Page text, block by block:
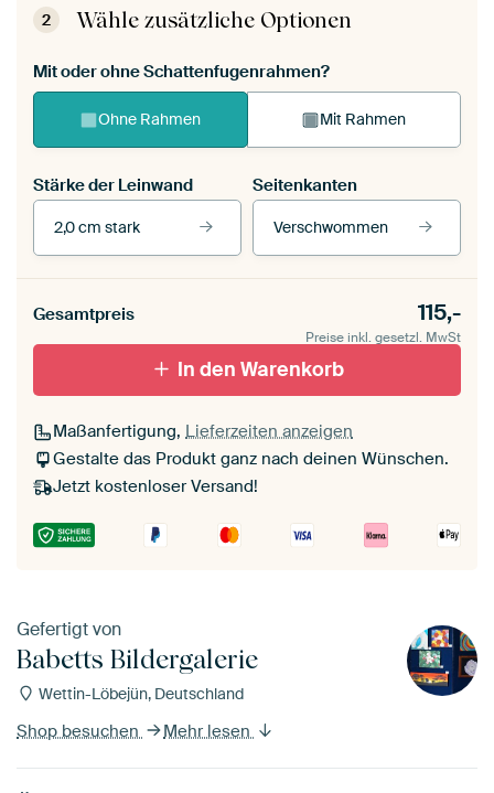
2 Wähle zusätzliche Optionen
Mit oder ohne Schattenfugenrahmen?
Ohne Rahmen Mit Rahmen
Stärke der Leinwand
2,0 cm stark
Seitenkanten
Verschwommen
Mit Schattenfugenrahmen,
schwarz
Mit Schattenfugenrahmen,
weiß
Leinwand für
Seitenkanten
Gesamtpreis 115,-
Preise inkl. gesetzl. MwSt
In den Warenkorb
Maßanfertigung, Lieferzeiten anzeigen
Gestalte das Produkt ganz nach deinen Wünschen.
Jetzt kostenloser Versand!
Gefertigt von
Babetts Bildergalerie
Wettin-Löbejün, Deutschland
Shop besuchen Mehr lesen